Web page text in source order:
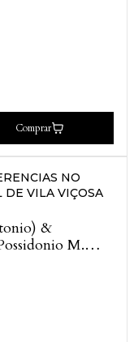
Comprar
NO
DE VILA VIÇOSA
&
M.